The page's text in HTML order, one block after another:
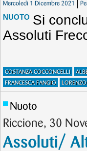
Mercoledì 1 Dicembre 2021
NUOTO Si
Assoluti
COSTANZA COCCONCELLI
FRANCESCA FANGIO
Nuoto
Riccione, 30
Assoluti/